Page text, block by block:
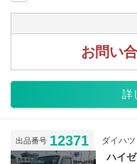
お問い
詳
出品番号 12371 ダイハツ
ハイ